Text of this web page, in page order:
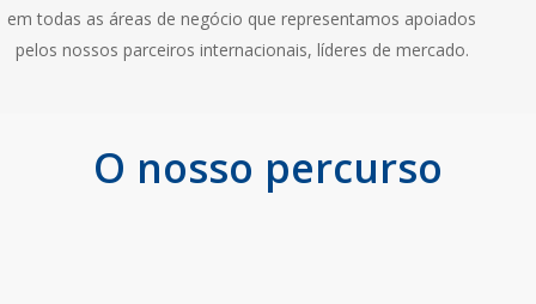
em todas as áreas de negócio que representamos apoiados
pelos nossos parceiros internacionais, líderes de mercado.
O nosso percurso